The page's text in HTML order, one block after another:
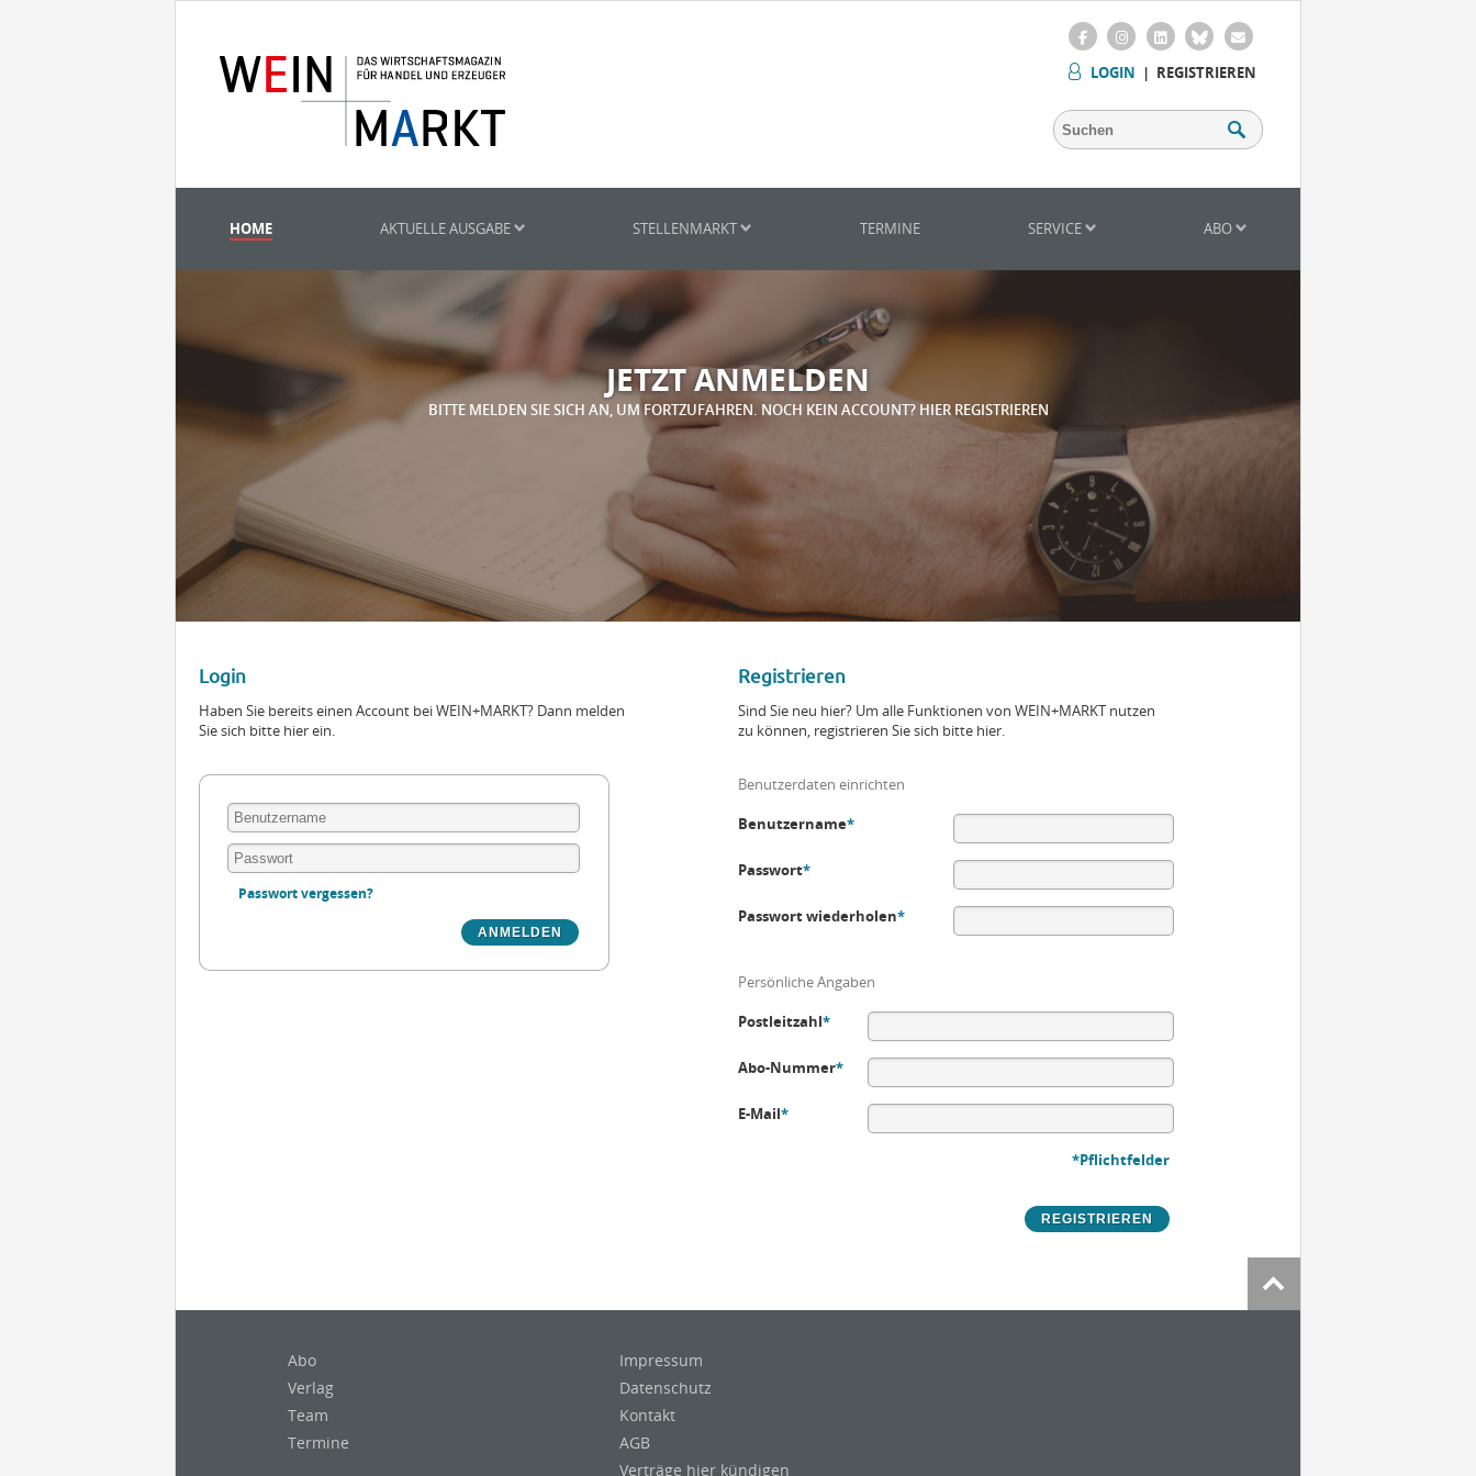
LOGIN | REGISTRIEREN
HOME AKTUELLE AUSGABE STELLENMARKT TERMINE SERVICE ABO
JETZT ANMELDEN
BITTE MELDEN SIE SICH AN, UM FORTZUFAHREN. NOCH KEIN ACCOUNT? HIER REGISTRIEREN
Login
Haben Sie bereits einen Account bei WEIN+MARKT? Dann melden
Sie sich bitte hier ein.
Passwort vergessen?
Registrieren
Sind Sie neu hier? Um alle Funktionen von WEIN+MARKT nutzen
zu können, registrieren Sie sich bitte hier.
Benutzerdaten einrichten
Benutzername*
Passwort*
Passwort wiederholen*
Persönliche Angaben
Postleitzahl*
Abo-Nummer*
E-Mail*
*Pflichtfelder
Abo
Verlag
Team
Termine
Impressum
Datenschutz
Kontakt
AGB
Verträge hier kündigen